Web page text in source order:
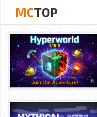
MCTOP